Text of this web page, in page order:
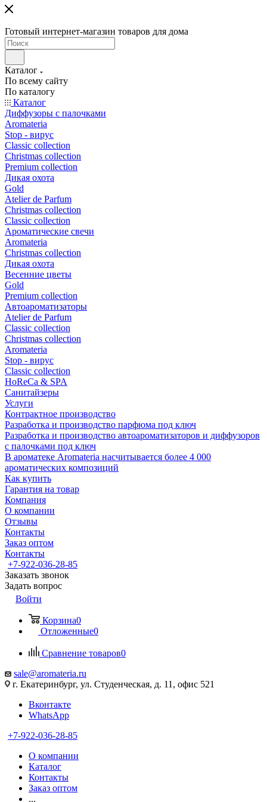
Готовый интернет-магазин товаров для дома
Каталог
По всему сайту
По каталогу
Каталог
Диффузоры с палочками
Aromateria
Stop - вирус
Сlassic collection
Сhristmas collection
Premium collection
Дикая охота
Gold
Atelier de Parfum
Christmas collection
Classic collection
Ароматические свечи
Aromateria
Сhristmas collection
Дикая охота
Весенние цветы
Gold
Premium collection
Автоароматизаторы
Atelier de Parfum
Classic collection
Christmas collection
Aromateria
Stop - вирус
Сlassic collection
HoReCa & SPA
Санитайзеры
Услуги
Контрактное производство
Разработка и производство парфюма под ключ
Разработка и производство автоароматизаторов и диффузоров
с палочками под ключ
В ароматеке Aromateria насчитывается более 4 000
ароматических композиций
Как купить
Гарантия на товар
Компания
О компании
Отзывы
Контакты
Заказ оптом
Контакты
+7-922-036-28-85
Заказать звонок
Задать вопрос
Войти
Корзина0
Отложенные0
Сравнение товаров0
sale@aromateria.ru
г. Екатеринбург, ул. Студенческая, д. 11, офис 521
Вконтакте
WhatsApp
+7-922-036-28-85
О компании
Каталог
Контакты
Заказ оптом
...